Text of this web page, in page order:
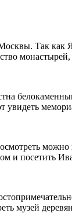
Так как
увидеть
и посетить
музей